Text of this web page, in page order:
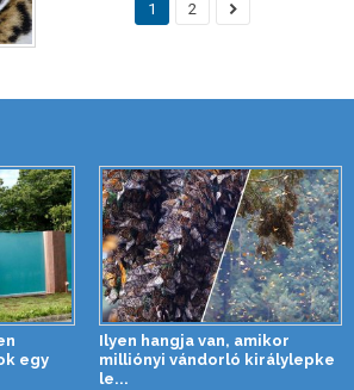
1 2
egy
Ilyen hangja van, amikor
milliónyi vándorló királylepke
le...